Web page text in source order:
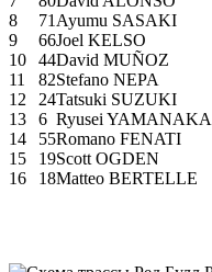
8
71 Ayumu SASAKI
9
66Joel KELSO
10
44David MUÑOZ
11
82Stefano NEPA
12
24Tatsuki SUZUKI
13
6 Ryusei YAMANAKA
14
55Romano FENATI
15
19Scott OGDEN
16
18Matteo BERTELLE